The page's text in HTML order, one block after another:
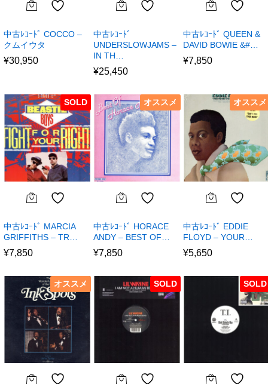
中古ﾚｺｰﾄﾞ COCCO –
クムイウタ
¥30,950
中古ﾚｺｰﾄﾞ
UNDERSLOWJAMS –
IN TH…
¥25,450
中古ﾚｺｰﾄﾞ QUEEN &
DAVID BOWIE &#…
¥7,850
SOLD
中古ﾚｺｰﾄﾞ MARCIA
GRIFFITHS – TR…
¥7,850
オススメ
中古ﾚｺｰﾄﾞ HORACE
ANDY – BEST OF…
¥7,850
オススメ
中古ﾚｺｰﾄﾞ EDDIE
FLOYD – YOUR…
¥5,650
オススメ SOLD SOLD